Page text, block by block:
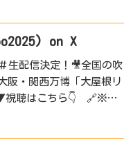
on X
生配信決定！🎥全国の吹
阪・関西万博「大屋根リ
▼視聴はこちら👇 🔗※📡